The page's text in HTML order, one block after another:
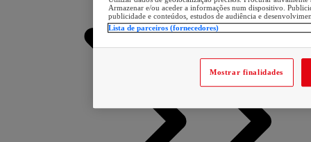
Armazenar e/ou aceder a informações num dispositivo.
publicidade e conteúdos, estudos de audiência e
Lista de parceiros (fornecedores)
Mostrar finalidades